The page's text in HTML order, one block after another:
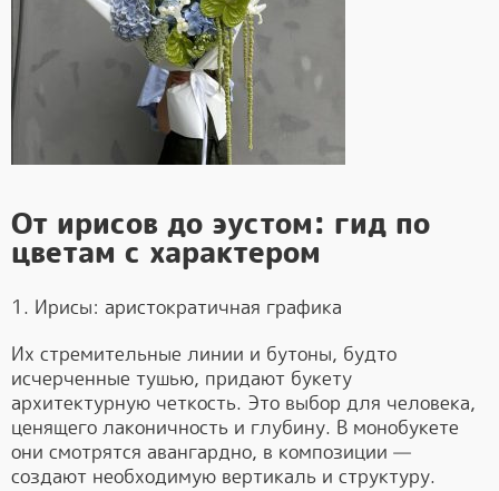
От ирисов до эустом: гид по
цветам с характером
1. Ирисы: аристократичная графика
Их стремительные линии и бутоны, будто
исчерченные тушью, придают букету
архитектурную четкость. Это выбор для человека,
ценящего лаконичность и глубину. В монобукете
они смотрятся авангардно, в композиции —
создают необходимую вертикаль и структуру.